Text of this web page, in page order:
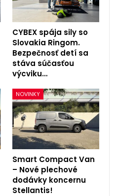
CYBEX spája sily so
Slovakia Ringom.
Bezpečnosť detí sa
stáva súčasťou
výcviku…
NOVINKY
Smart Compact Van
– Nové plechové
dodávky koncernu
Stellantis!